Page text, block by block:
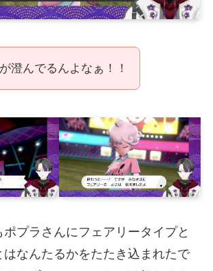
澄んでるんよなぁ！！
プラさんにフェアリータイプと
はなんたるかをたたき込まれたで